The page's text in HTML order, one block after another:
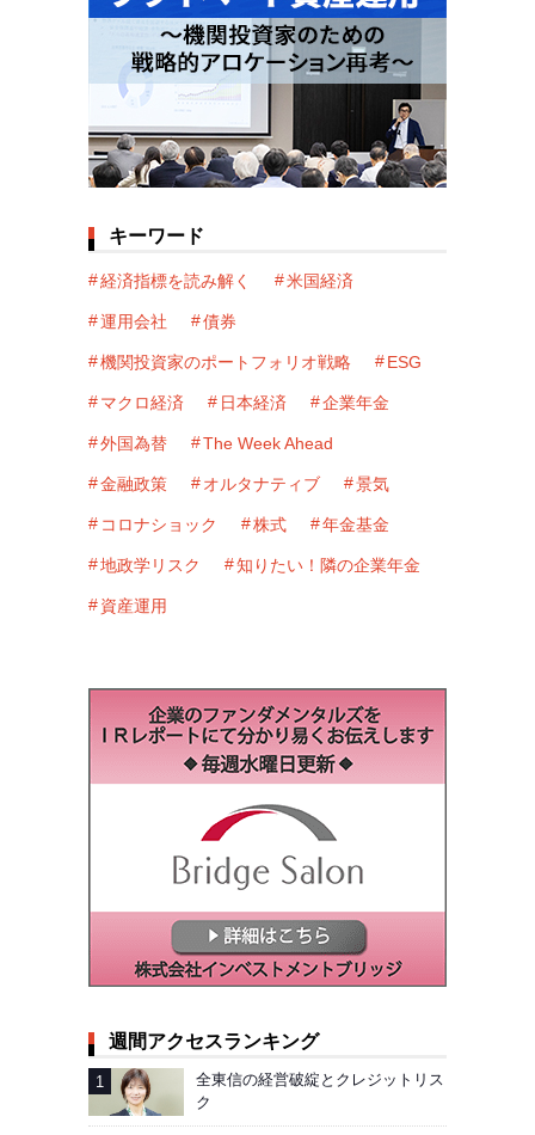
キーワード
経済指標を読み解く 米国経済
運用会社 債券
機関投資家のポートフォリオ戦略 ESG
マクロ経済 日本経済 企業年金
外国為替 The Week Ahead
金融政策 オルタナティブ 景気
コロナショック 株式 年金基金
地政学リスク 知りたい！隣の企業年金
資産運用
週間アクセスランキング
全東信の経営破綻とクレジットリス
ク